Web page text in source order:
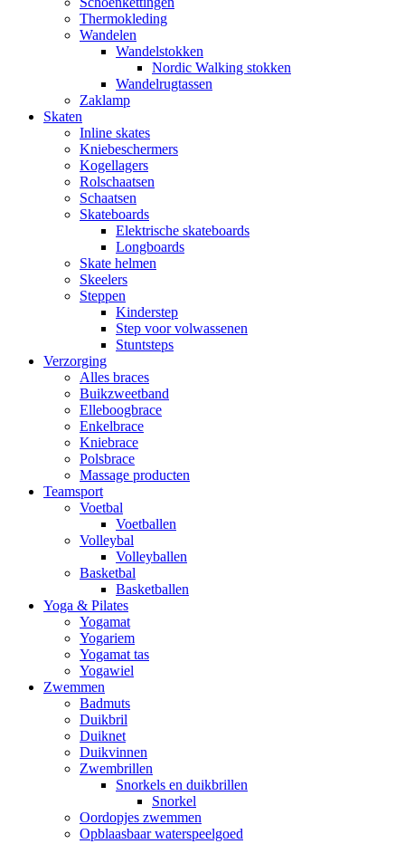
Thermokleding
Wandelen
Wandelstokken
Nordic Walking stokken
Wandelrugtassen
Zaklamp
Skaten
Inline skates
Kniebeschermers
Kogellagers
Rolschaatsen
Schaatsen
Skateboards
Elektrische skateboards
Longboards
Skate helmen
Skeelers
Steppen
Kinderstep
Step voor volwassenen
Stuntsteps
Verzorging
Alles braces
Buikzweetband
Elleboogbrace
Enkelbrace
Kniebrace
Polsbrace
Massage producten
Teamsport
Voetbal
Voetballen
Volleybal
Volleyballen
Basketbal
Basketballen
Yoga & Pilates
Yogamat
Yogariem
Yogamat tas
Yogawiel
Zwemmen
Badmuts
Duikbril
Duiknet
Duikvinnen
Zwembrillen
Snorkels en duikbrillen
Snorkel
Oordopjes zwemmen
Opblaasbaar waterspeelgoed